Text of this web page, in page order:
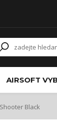
AIRSOFT
Black